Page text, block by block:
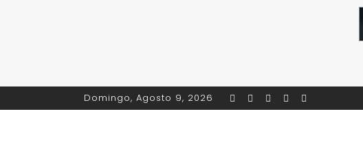
Domingo, Agosto 9, 2026